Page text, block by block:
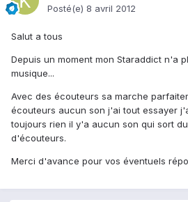
Posté(e) 8 avril 2012
Salut a tous
Depuis un moment mon Staraddict n'a
musique...
Avec des écouteurs sa marche
écouteurs aucun son j'ai tout essayer
toujours rien il y'a aucun son qui sort
d'écouteurs.
Merci d'avance pour vos éventuels